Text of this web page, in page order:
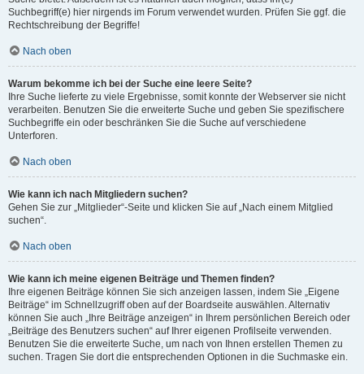
Suchbegriff(e) hier nirgends im Forum verwendet wurden. Prüfen Sie ggf. die
Rechtschreibung der Begriffe!
Nach oben
Warum bekomme ich bei der Suche eine leere Seite?
Ihre Suche lieferte zu viele Ergebnisse, somit konnte der Webserver sie nicht
verarbeiten. Benutzen Sie die erweiterte Suche und geben Sie spezifischere
Suchbegriffe ein oder beschränken Sie die Suche auf verschiedene
Unterforen.
Nach oben
Wie kann ich nach Mitgliedern suchen?
Gehen Sie zur „Mitglieder“-Seite und klicken Sie auf „Nach einem Mitglied
suchen“.
Nach oben
Wie kann ich meine eigenen Beiträge und Themen finden?
Ihre eigenen Beiträge können Sie sich anzeigen lassen, indem Sie „Eigene
Beiträge“ im Schnellzugriff oben auf der Boardseite auswählen. Alternativ
können Sie auch „Ihre Beiträge anzeigen“ in Ihrem persönlichen Bereich oder
„Beiträge des Benutzers suchen“ auf Ihrer eigenen Profilseite verwenden.
Benutzen Sie die erweiterte Suche, um nach von Ihnen erstellen Themen zu
suchen. Tragen Sie dort die entsprechenden Optionen in die Suchmaske ein.